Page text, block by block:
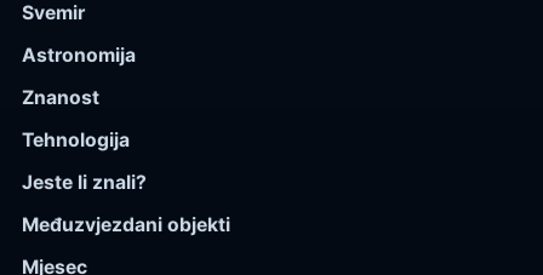
Svemir
Astronomija
Znanost
Tehnologija
Jeste li znali?
Međuzvjezdani objekti
Mjesec